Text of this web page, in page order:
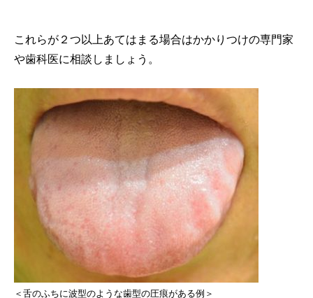
これらが２つ以上あてはまる場合はかかりつけの専門家
や歯科医に相談しましょう。
＜舌のふちに波型のような歯型の圧痕がある例＞